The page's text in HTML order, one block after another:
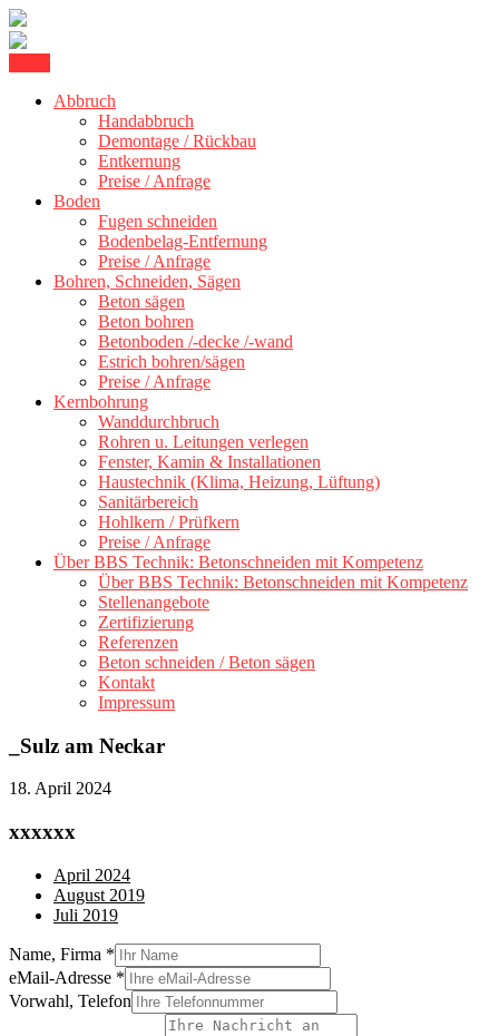
content
Betonschneiden Stuttgart
+ 300 kmAbbruch
Handabbruch
Demontage / Rückbau
Entkernung
Preise / Anfrage
Boden
Fugen schneiden
Bodenbelag-Entfernung
Preise / Anfrage
Bohren, Schneiden, Sägen
Beton sägen
Beton bohren
Betonboden /-decke /-wand
Estrich bohren/sägen
Preise / Anfrage
Kernbohrung
Wanddurchbruch
Rohren u. Leitungen verlegen
Fenster, Kamin & Installationen
Haustechnik (Klima, Heizung, Lüftung)
Sanitärbereich
Hohlkern / Prüfkern
Preise / Anfrage
Über BBS Technik: Betonschneiden mit Kompetenz
Über BBS Technik: Betonschneiden mit Kompetenz
Stellenangebote
Zertifizierung
Referenzen
Beton schneiden / Beton sägen
Kontakt
Impressum
_Sulz am Neckar
18. April 2024
xxxxxx
April 2024
August 2019
Juli 2019
Name, Firma *
eMail-Adresse *
Vorwahl, Telefon